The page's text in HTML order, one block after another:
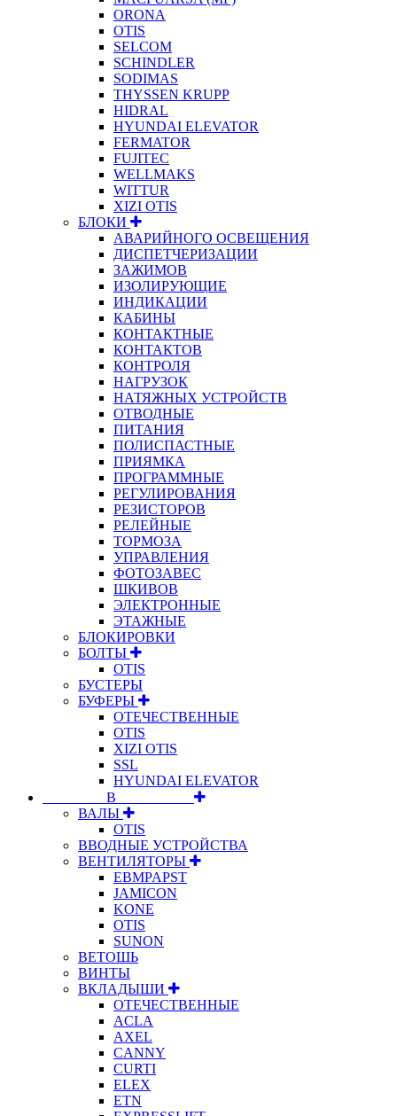
ORONA
OTIS
SELCOM
SCHINDLER
SODIMAS
THYSSEN KRUPP
HIDRAL
HYUNDAI ELEVATOR
FERMATOR
FUJITEC
WELLMAKS
WITTUR
XIZI OTIS
БЛОКИ
АВАРИЙНОГО ОСВЕЩЕНИЯ
ДИСПЕТЧЕРИЗАЦИИ
ЗАЖИМОВ
ИЗОЛИРУЮЩИЕ
ИНДИКАЦИИ
КАБИНЫ
КОНТАКТНЫЕ
КОНТАКТОВ
КОНТРОЛЯ
НАГРУЗОК
НАТЯЖНЫХ УСТРОЙСТВ
ОТВОДНЫЕ
ПИТАНИЯ
ПОЛИСПАСТНЫЕ
ПРИЯМКА
ПРОГРАММНЫЕ
РЕГУЛИРОВАНИЯ
РЕЗИСТОРОВ
РЕЛЕЙНЫЕ
ТОРМОЗА
УПРАВЛЕНИЯ
ФОТОЗАВЕС
ШКИВОВ
ЭЛЕКТРОННЫЕ
ЭТАЖНЫЕ
БЛОКИРОВКИ
БОЛТЫ
OTIS
БУСТЕРЫ
БУФЕРЫ
ОТЕЧЕСТВЕННЫЕ
OTIS
XIZI OTIS
SSL
HYUNDAI ELEVATOR
⠀⠀⠀⠀⠀⠀В⠀⠀⠀⠀⠀⠀⠀
ВАЛЫ
OTIS
ВВОДНЫЕ УСТРОЙСТВА
ВЕНТИЛЯТОРЫ
EBMPAPST
JAMICON
KONE
OTIS
SUNON
ВЕТОШЬ
ВИНТЫ
ВКЛАДЫШИ
ОТЕЧЕСТВЕННЫЕ
ACLA
AXEL
CANNY
CURTI
ELEX
ETN